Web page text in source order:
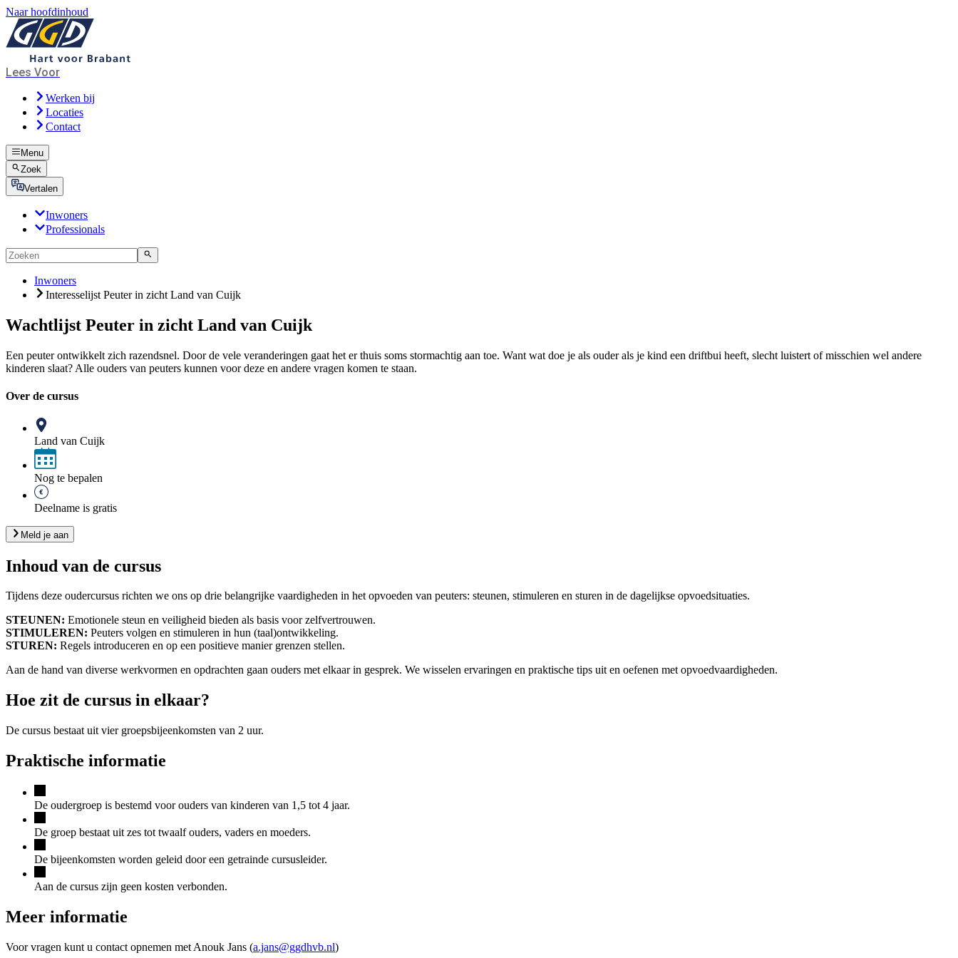
Naar hoofdinhoud
Lees Voor
Werken bij
Locaties
Contact
Menu
Zoek
Vertalen
Inwoners
Professionals
Inwoners
Interesselijst Peuter in zicht Land van Cuijk
Wachtlijst Peuter in zicht Land van Cuijk
Een peuter ontwikkelt zich razendsnel. Door de vele veranderingen gaat het er thuis soms stormachtig aan toe. Want wat doe je als ouder als je kind een driftbui heeft, slecht luistert of misschien wel andere
kinderen slaat? Alle ouders van peuters kunnen voor deze en andere vragen komen te staan.
Over de cursus
Land van Cuijk
Nog te bepalen
Deelname is gratis
Meld je aan
Inhoud van de cursus
Tijdens deze oudercursus richten we ons op drie belangrijke vaardigheden in het opvoeden van peuters: steunen, stimuleren en sturen in de dagelijkse opvoedsituaties.
STEUNEN:​ Emotionele steun en veiligheid bieden als basis voor zelfvertrouwen.
STIMULEREN: ​ Peuters volgen en stimuleren in hun (taal)ontwikkeling.
STUREN: Regels introduceren en op een positieve manier grenzen stellen.
Aan de hand van diverse werkvormen en opdrachten gaan ouders met elkaar in gesprek. We wisselen ervaringen en praktische tips uit en oefenen met opvoedvaardigheden.
Hoe zit de cursus in elkaar?
De cursus bestaat uit vier groepsbijeenkomsten van 2 uur.
Praktische informatie
De oudergroep is bestemd voor ouders van kinderen van 1,5 tot 4 jaar.
De groep bestaat uit zes tot twaalf ouders, vaders en moeders.
De bijeenkomsten worden geleid door een getrainde cursusleider.
Aan de cursus zijn geen kosten verbonden.
Meer informatie
Voor vragen kunt u contact opnemen met Anouk Jans (a.jans@ggdhvb.nl)